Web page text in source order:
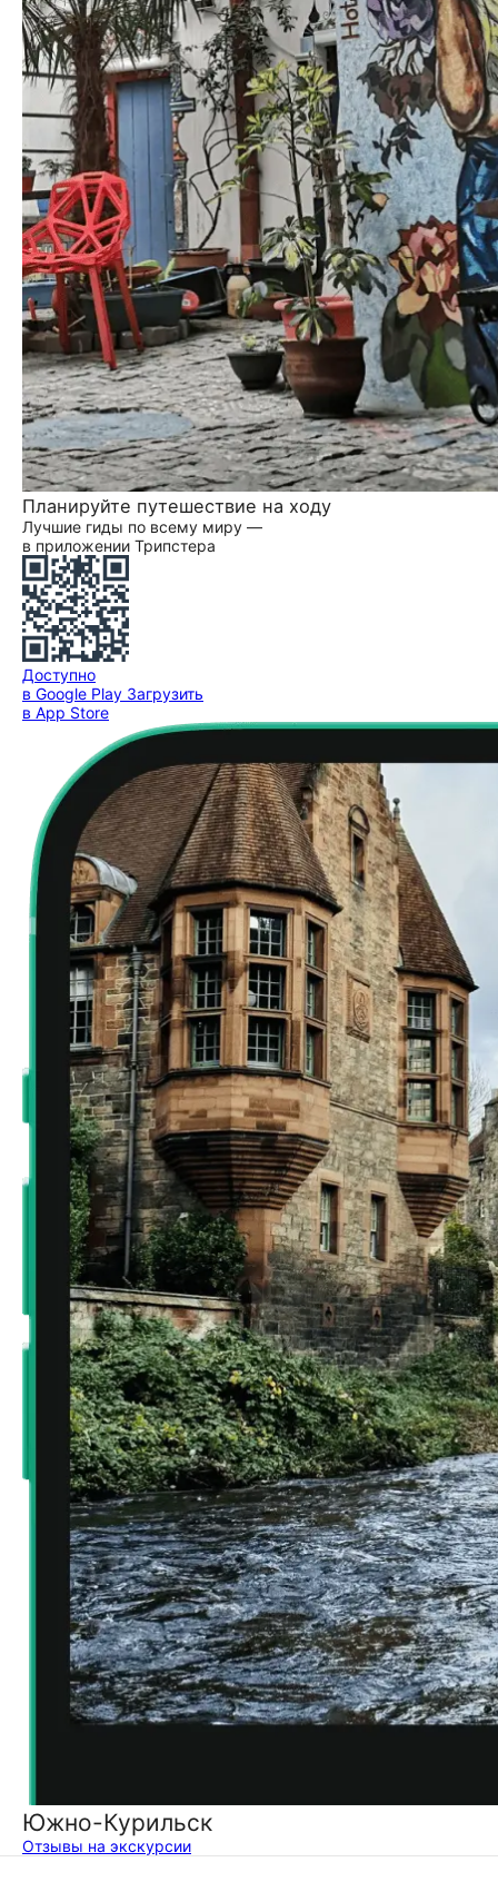
Планируйте путешествие на ходу
Лучшие гиды по всему миру —
в приложении Трипстера
Доступно
в Google Play Загрузить
в App Store
Южно-Курильск
Отзывы на экскурсии